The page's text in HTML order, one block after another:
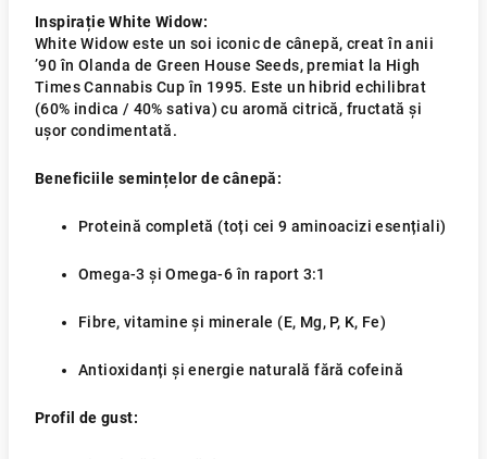
Inspirație White Widow:
White Widow este un soi iconic de cânepă, creat în anii
’90 în Olanda de Green House Seeds, premiat la High
Times Cannabis Cup în 1995. Este un hibrid echilibrat
(60% indica / 40% sativa) cu aromă citrică, fructată și
ușor condimentată.
Beneficiile semințelor de cânepă:
Proteină completă (toți cei 9 aminoacizi esențiali)
Omega-3 și Omega-6 în raport 3:1
Fibre, vitamine și minerale (E, Mg, P, K, Fe)
Antioxidanți și energie naturală fără cofeină
Profil de gust: